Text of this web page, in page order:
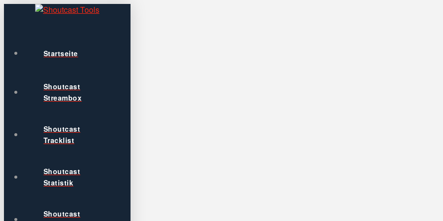
Startseite
Shoutcast
Streambox
Shoutcast
Tracklist
Shoutcast
Statistik
Shoutcast